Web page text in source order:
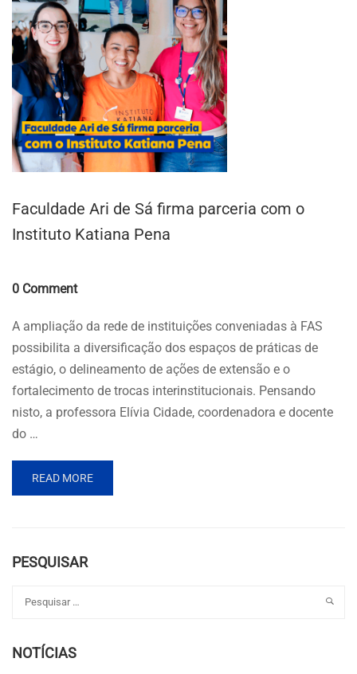
Faculdade Ari de Sá firma parceria com o
Instituto Katiana Pena
0 Comment
A ampliação da rede de instituições conveniadas à FAS
possibilita a diversificação dos espaços de práticas de
estágio, o delineamento de ações de extensão e o
fortalecimento de trocas interinstitucionais. Pensando
nisto, a professora Elívia Cidade, coordenadora e docente
do …
READ MORE
PESQUISAR
NOTÍCIAS